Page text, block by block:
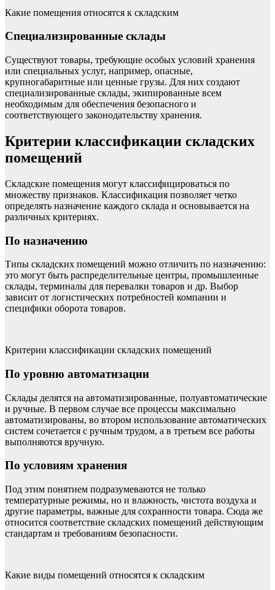
Какие помещения относятся к складским
Специализированные склады
Существуют товары, требующие особых условий хранения
или специальных услуг, например, опасные,
крупногабаритные или ценные грузы. Для них создают
специализированные склады, экипированные всем
необходимым для обеспечения безопасного и
соответствующего законодательству хранения.
Критерии классификации складских
помещений
Складские помещения могут классифицироваться по
множеству признаков. Классификация позволяет четко
определять назначение каждого склада и основывается на
различных критериях.
По назначению
Типы складских помещений можно отличить по назначению:
это могут быть распределительные центры, промышленные
склады, терминалы для перевалки товаров и др. Выбор
зависит от логистических потребностей компании и
специфики оборота товаров.
Критерии классификации складских помещений
По уровню автоматизации
Склады делятся на автоматизированные, полуавтоматические
и ручные. В первом случае все процессы максимально
автоматизированы, во втором использование автоматических
систем сочетается с ручным трудом, а в третьем все работы
выполняются вручную.
По условиям хранения
Под этим понятием подразумеваются не только
температурные режимы, но и влажность, чистота воздуха и
другие параметры, важные для сохранности товара. Сюда же
относится соответствие складских помещений действующим
стандартам и требованиям безопасности.
Какие виды помещений относятся к складским